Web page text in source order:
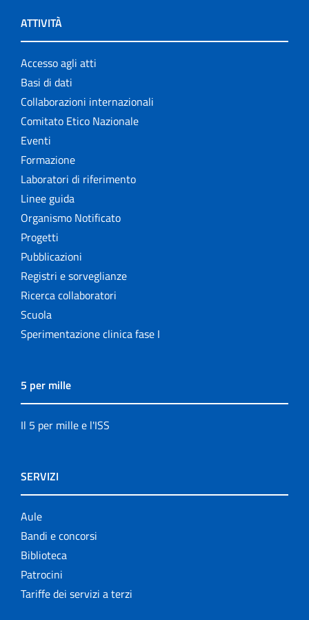
ATTIVITÀ
Accesso agli atti
Basi di dati
Collaborazioni internazionali
Comitato Etico Nazionale
Eventi
Formazione
Laboratori di riferimento
Linee guida
Organismo Notificato
Progetti
Pubblicazioni
Registri e sorveglianze
Ricerca collaboratori
Scuola
Sperimentazione clinica fase I
5 per mille
Il 5 per mille e l'ISS
SERVIZI
Aule
Bandi e concorsi
Biblioteca
Patrocini
Tariffe dei servizi a terzi